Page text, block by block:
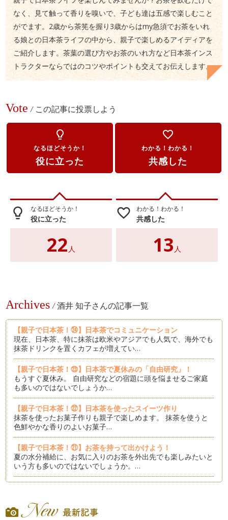
なく、見て触って香りを嗅いで、子ども達は五感で楽しむこと
がでます。2歳から茶筅を握り3歳からはmy急須でお茶をいれ
る娘との日本茶ライフの中から、親子で楽しめるアイディアを
ご紹介します。茶葉の選び方やお茶のいれ方など日本茶インス
トラクターならではのコツやポイントも交えてお伝えします。
Vote / この記事に投票しよう
lightbulb_outline
なるほどそうか！
役に立った
favorite_border
わかる！わかる！
共感した
lightbulb_outline なるほどそうか！
役に立った
22 人
favorite_border わかる！わかる！
共感した
13 人
Archives / 酒井 知子さんの記事一覧
【親子で日本茶！㉔】日本茶でコミュニケーション
現在、日本茶、特に抹茶は欧米やアジアでも人気で、海外でも
抹茶ドリンクを置くカフェが増えてい…
【親子で日本茶！㉓】日本茶で夏休みの「自由研究」！
もうすぐ夏休み。 自由研究などの宿題に頭を悩ませるご家庭
も多いのではないでしょうか…
【親子で日本茶！㉒】日本茶を使ったスイーツ作り
抹茶を使ったお菓子作りも親子で楽しめます。 抹茶を使うと
色鮮やかな香りのよいお菓子…
【親子で日本茶！㉑】お茶を持って出かけよう！
夏の水分補給に、お気に入りのお茶を外出先でも楽しみたいと
いう方も多いのではないでしょうか。…
ュな清々しい爽やかな香りが特徴です…